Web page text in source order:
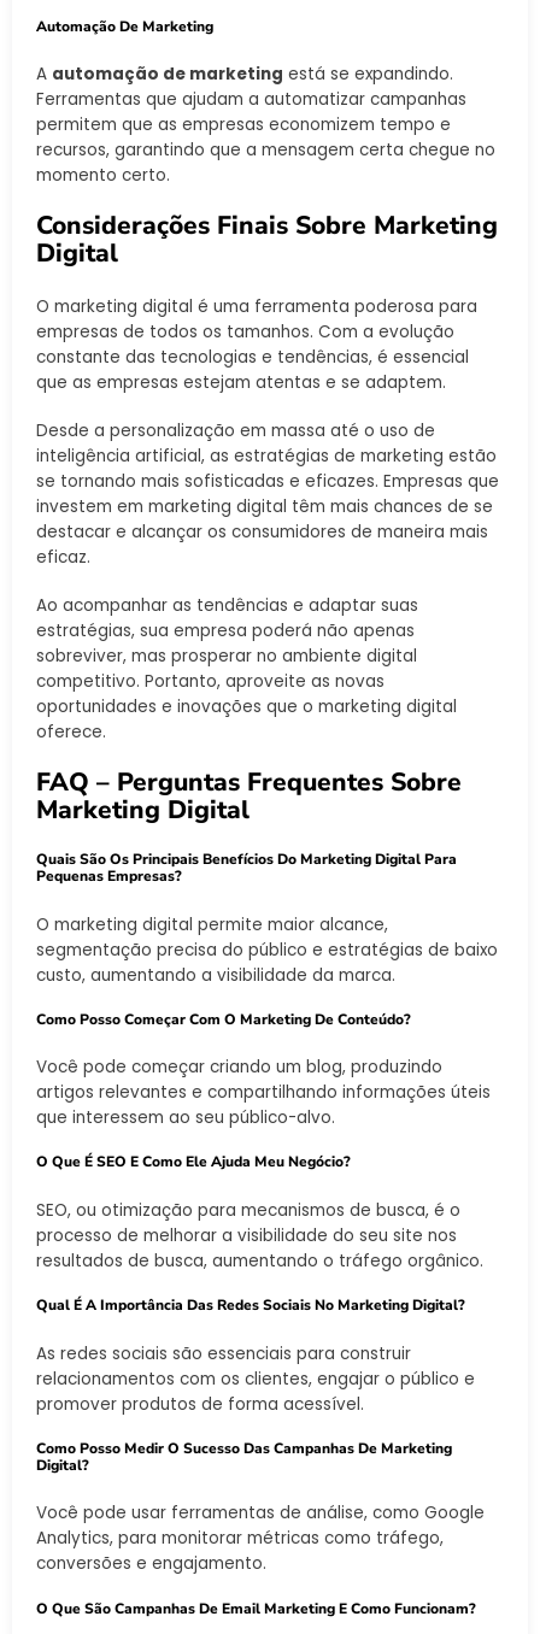
Automação De Marketing
A automação de marketing está se expandindo.
Ferramentas que ajudam a automatizar campanhas
permitem que as empresas economizem tempo e
recursos, garantindo que a mensagem certa chegue no
momento certo.
Considerações Finais Sobre Marketing
Digital
O marketing digital é uma ferramenta poderosa para
empresas de todos os tamanhos. Com a evolução
constante das tecnologias e tendências, é essencial
que as empresas estejam atentas e se adaptem.
Desde a personalização em massa até o uso de
inteligência artificial, as estratégias de marketing estão
se tornando mais sofisticadas e eficazes. Empresas que
investem em marketing digital têm mais chances de se
destacar e alcançar os consumidores de maneira mais
eficaz.
Ao acompanhar as tendências e adaptar suas
estratégias, sua empresa poderá não apenas
sobreviver, mas prosperar no ambiente digital
competitivo. Portanto, aproveite as novas
oportunidades e inovações que o marketing digital
oferece.
FAQ – Perguntas Frequentes Sobre
Marketing Digital
Quais São Os Principais Benefícios Do Marketing Digital Para
Pequenas Empresas?
O marketing digital permite maior alcance,
segmentação precisa do público e estratégias de baixo
custo, aumentando a visibilidade da marca.
Como Posso Começar Com O Marketing De Conteúdo?
Você pode começar criando um blog, produzindo
artigos relevantes e compartilhando informações úteis
que interessem ao seu público-alvo.
O Que É SEO E Como Ele Ajuda Meu Negócio?
SEO, ou otimização para mecanismos de busca, é o
processo de melhorar a visibilidade do seu site nos
resultados de busca, aumentando o tráfego orgânico.
Qual É A Importância Das Redes Sociais No Marketing Digital?
As redes sociais são essenciais para construir
relacionamentos com os clientes, engajar o público e
promover produtos de forma acessível.
Como Posso Medir O Sucesso Das Campanhas De Marketing
Digital?
Você pode usar ferramentas de análise, como Google
Analytics, para monitorar métricas como tráfego,
conversões e engajamento.
O Que São Campanhas De Email Marketing E Como Funcionam?